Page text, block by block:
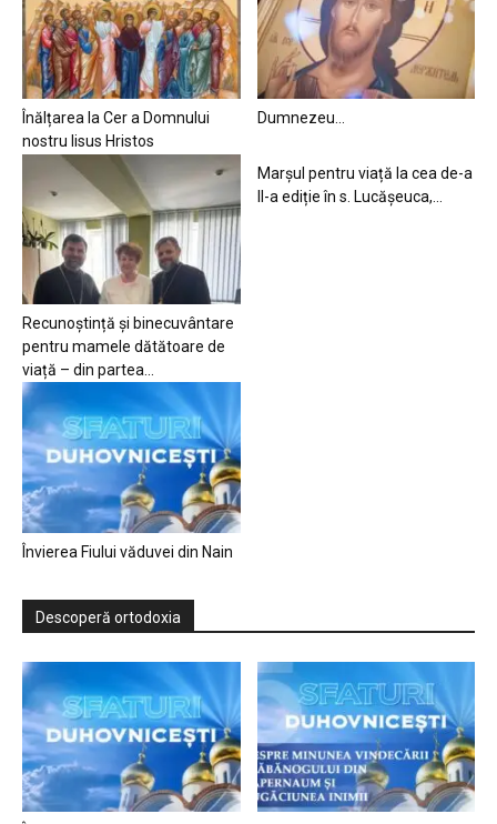
Înălțarea la Cer a Domnului
nostru Iisus Hristos
Dumnezeu…
Recunoștință și binecuvântare
pentru mamele dătătoare de
viață – din partea...
Marșul pentru viață la cea de-a
II-a ediție în s. Lucășeuca,...
Învierea Fiului văduvei din Nain
Descoperă ortodoxia